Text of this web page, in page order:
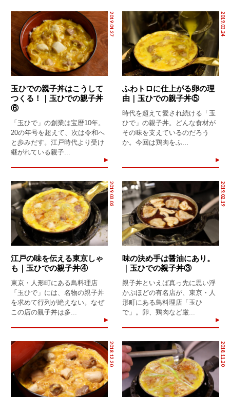
2019.04.27
玉ひでの親子丼はこうして
つくる！｜玉ひでの親子丼
⑥
「玉ひで」の創業は宝暦10年。
20の年号を超えて、次は令和へ
と歩みだす。江戸時代より受け
継がれている親子...
2019.03.24
ふわトロに仕上がる卵の理
由｜玉ひでの親子丼⑤
時代を超えて愛され続ける「玉
ひで」の親子丼。どんな食材が
その味を支えているのだろう
か。今回は鶏肉をふ...
2019.03.03
江戸の味を伝える東京しゃ
も｜玉ひでの親子丼④
東京・人形町にある鳥料理店
「玉ひで」には、名物の親子丼
を求めて行列が絶えない。なぜ
この店の親子丼は多...
2019.02.19
味の決め手は醤油にあり。
｜玉ひでの親子丼③
親子丼といえば真っ先に思い浮
かぶほどの有名店が、東京・人
形町にある鳥料理店「玉ひ
で」。卵、鶏肉など厳...
2018.12.20 2018.11.20